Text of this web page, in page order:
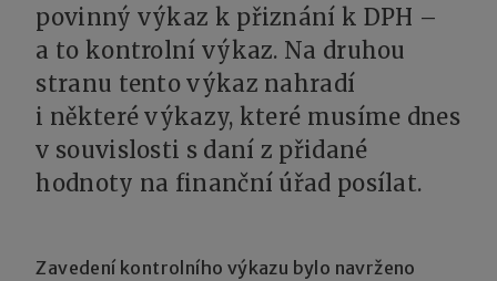
povinný výkaz k přiznání k DPH –
a to kontrolní výkaz. Na druhou
stranu tento výkaz nahradí
i některé výkazy, které musíme dnes
v souvislosti s daní z přidané
hodnoty na finanční úřad posílat.
Zavedení kontrolního výkazu bylo navrženo